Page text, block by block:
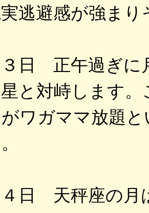
逃避感が強ま
３日 正午過ぎに
と対峙します
ワガママ放題
４日 天秤座の月